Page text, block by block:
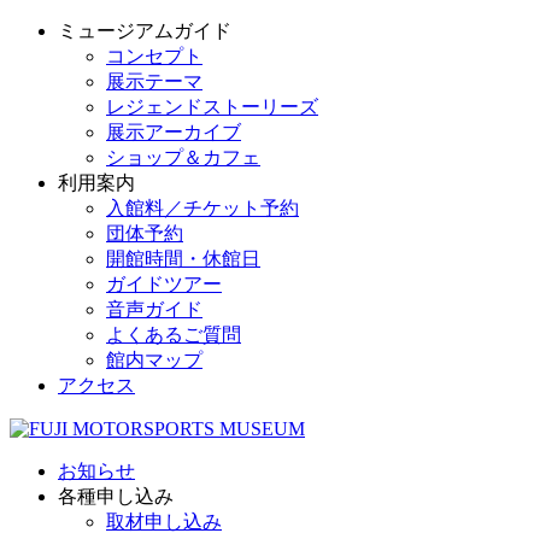
ミュージアムガイド
コンセプト
展示テーマ
レジェンドストーリーズ
展示アーカイブ
ショップ＆カフェ
利用案内
入館料／チケット予約
団体予約
開館時間・休館日
ガイドツアー
音声ガイド
よくあるご質問
館内マップ
アクセス
お知らせ
各種申し込み
取材申し込み